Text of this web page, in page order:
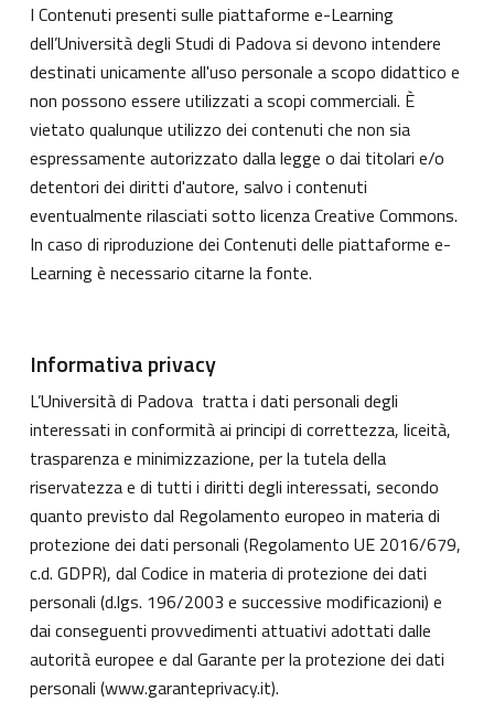
I Contenuti presenti sulle piattaforme e-Learning
dell’Università degli Studi di Padova si devono intendere
destinati unicamente all'uso personale a scopo didattico e
non possono essere utilizzati a scopi commerciali. È
vietato qualunque utilizzo dei contenuti che non sia
espressamente autorizzato dalla legge o dai titolari e/o
detentori dei diritti d'autore, salvo i contenuti
eventualmente rilasciati sotto licenza Creative Commons.
In caso di riproduzione dei Contenuti delle piattaforme e-
Learning è necessario citarne la fonte.
Informativa privacy
L’Università di Padova tratta i dati personali degli
interessati in conformità ai principi di correttezza, liceità,
trasparenza e minimizzazione, per la tutela della
riservatezza e di tutti i diritti degli interessati, secondo
quanto previsto dal Regolamento europeo in materia di
protezione dei dati personali (Regolamento UE 2016/679,
c.d. GDPR), dal Codice in materia di protezione dei dati
personali (d.lgs. 196/2003 e successive modificazioni) e
dai conseguenti provvedimenti attuativi adottati dalle
autorità europee e dal Garante per la protezione dei dati
personali (www.garanteprivacy.it).